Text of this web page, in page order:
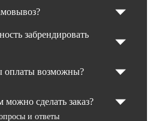
забрендировать
оплаты возможны?
сделать заказ?